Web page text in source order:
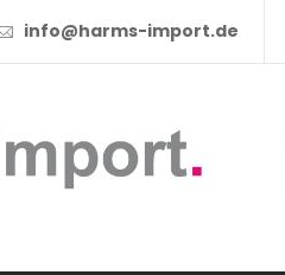
info@harms-import.de